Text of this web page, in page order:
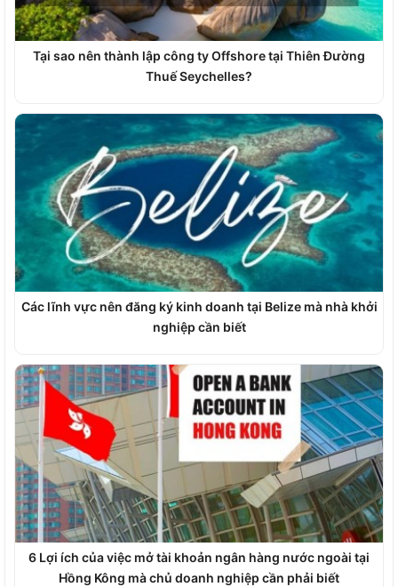
Tại sao nên thành lập công ty Offshore tại Thiên Đường
Thuế Seychelles?
Các lĩnh vực nên đăng ký kinh doanh tại Belize mà nhà khởi
nghiệp cần biết
6 Lợi ích của việc mở tài khoản ngân hàng nước ngoài tại
Hồng Kông mà chủ doanh nghiệp cần phải biết